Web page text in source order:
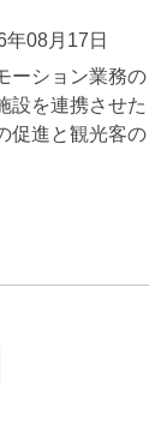
08月17日
ーション業務の
設を連携させた
促進と観光客の